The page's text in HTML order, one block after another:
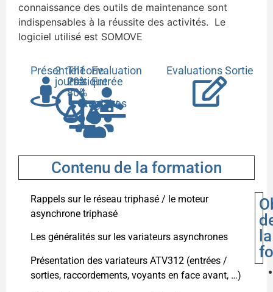
connaissance des outils de maintenance sont
indispensables à la réussite des activités. Le
logiciel utilisé est SOMOVE
Présentiel
2
jours
Théorie
20%
Pratique
80%
1
à
4
stagiaires
Evaluation
Entrée
Evaluations Sortie
Contenu de la formation
Rappels sur le réseau triphasé / le moteur
asynchrone triphasé
Les généralités sur les variateurs asynchrones
Présentation des variateurs ATV312 (entrées /
sorties, raccordements, voyants en face avant, …)
la